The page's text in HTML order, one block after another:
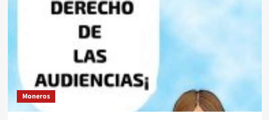
Moneros